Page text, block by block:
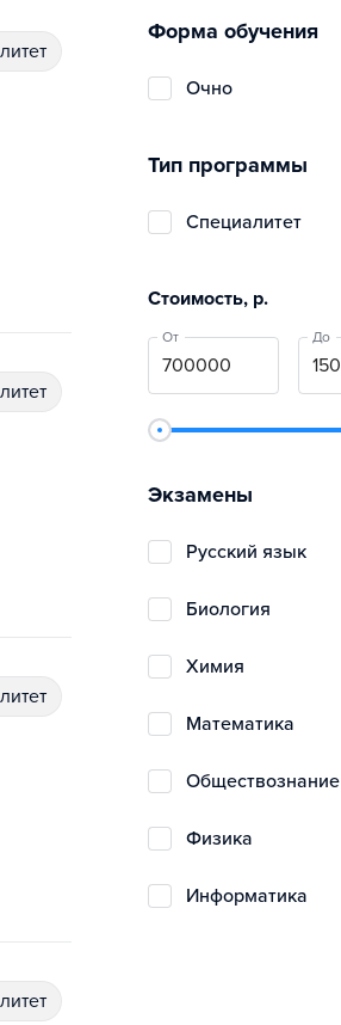
Форма обучения
очно
Тип программы
специалитет
Стоимость, р.
От До
Экзамены
русский язык
биология
химия
математика
обществознание
физика
информатика